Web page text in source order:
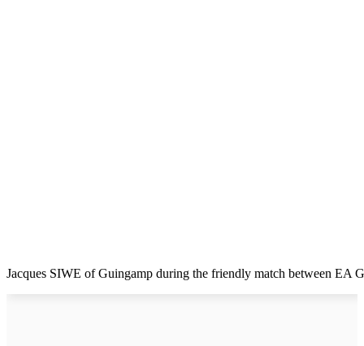
Jacques SIWE of Guingamp during the friendly match between EA